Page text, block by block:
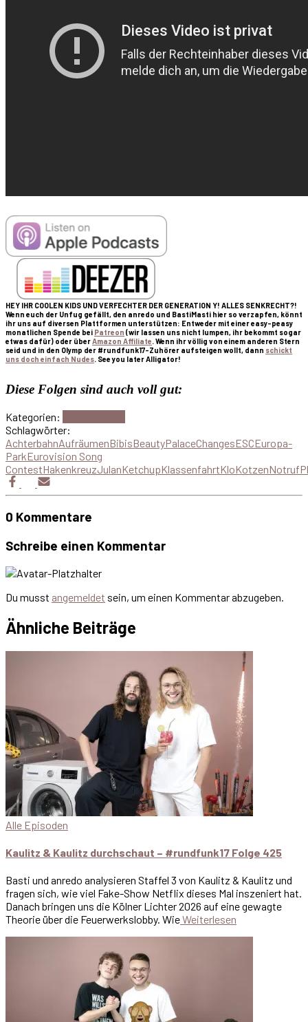
HEY IHR COOLEN KIDS UND VERFECHTER DER GENERATION Y! ALLES SENKRECHT?!
Wenn euch der Unfug gefällt, den anredo und BastiMasti hier so verzapfen, könnt
ihr uns auf diversen Plattformen unterstützen: Entweder mit einer easy-peasy
monatlichen Spende bei Patreon (wir lassen uns nicht lumpen, ihr bekommt sogar
etwas dafür) oder überAmazon Affiliate. Wenn ihr völlig von einem anderen Stern
seid und in den Olymp der #rundfunk17-Zuhörer aufsteigen wollt, dann schickt
uns doch einfach Nudes. See you later Alligator!
Diese Folgen sind auch voll gut:
Kategorien:
Schlagwörter:
AchterbahnAufräumenBibisBeautyPalaceChangesESCEuropa-
ParkEurovision Song
ContestHakenkreuzJulanKetchupKlassenfahrtKloKotzenNotruf
0 Kommentare
Schreibe einen Kommentar
Du musst angemeldet sein, um einen Kommentar abzugeben.
Ähnliche Beiträge
Alle Episoden
Kaulitz & Kaulitz durchschaut – #rundfunk17 Folge 425
Basti und anredo analysieren Staffel 3 von Kaulitz & Kaulitz und
fragen sich, wie viel Fake-Show Netflix dieses Mal inszeniert hat.
Danach bringen uns die Kölner Lichter 2026 auf eine gewagte
Theorie über die Feuerwerkslobby. WieWeiterlesen